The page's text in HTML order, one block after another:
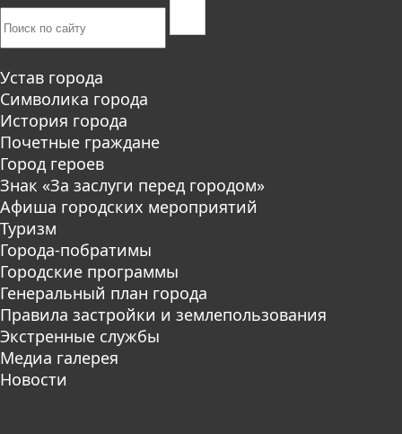
Устав города
Символика города
История города
Почетные граждане
Город героев
Знак «За заслуги перед городом»
Афиша городских мероприятий
Туризм
Города-побратимы
Городские программы
Генеральный план города
Правила застройки и землепользования
Экстренные службы
Медиа галерея
Новости